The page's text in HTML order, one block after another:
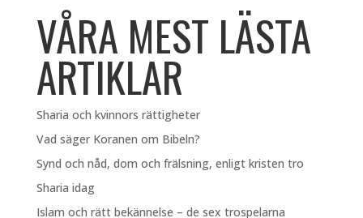
VÅRA MEST LÄSTA
ARTIKLAR
Sharia och kvinnors rättigheter
Vad säger Koranen om Bibeln?
Synd och nåd, dom och frälsning, enligt kristen tro
Sharia idag
Islam och rätt bekännelse – de sex trospelarna